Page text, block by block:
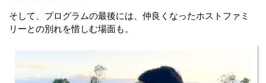
そして、プログラムの最後には、仲良くなったホストファミ
リーとの別れを惜しむ場面も。